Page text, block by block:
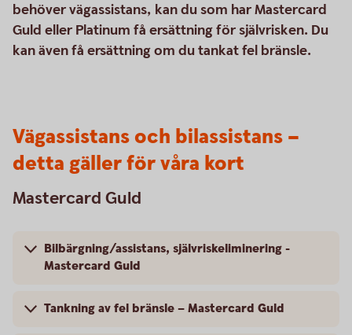
behöver vägassistans, kan du som har Mastercard
Guld eller Platinum få ersättning för självrisken. Du
kan även få ersättning om du tankat fel bränsle.
Vägassistans och bilassistans –
detta gäller för våra kort
Mastercard Guld
Bilbärgning/assistans, självriskeliminering -
Mastercard Guld
Tankning av fel bränsle – Mastercard Guld